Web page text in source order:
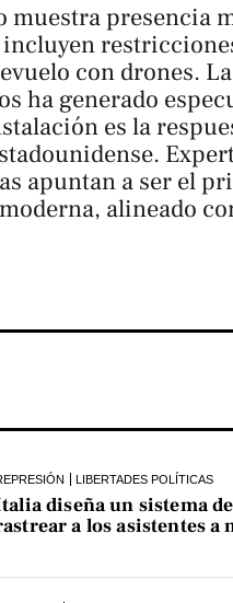
muestra presencia
con drones.
ha generado
es la
apuntan a ser el
alineado
LIBERTADES POLÍTICAS
diseña un sistema
a los asistentes a